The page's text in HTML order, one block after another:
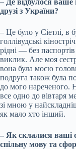
друзі з України?
– Це було у Сіетлі, в
голлівудські
рідні — без
виклик. Але моя
вона була моєю
подруга також була
до мого нареченого.
все одно до вівтаря
зі мною у
як мало хто інший.
– Як склалися ваші
спільну мову та